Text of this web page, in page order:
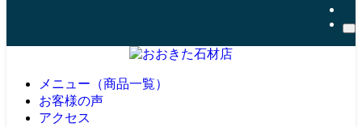
メニュー（商品一覧）
お客様の声
アクセス